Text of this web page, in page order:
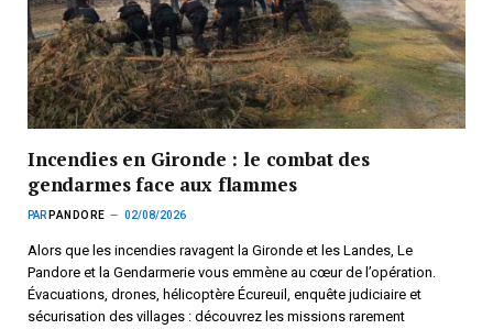
Incendies en Gironde : le combat des
gendarmes face aux flammes
PAR PANDORE 02/08/2026
Alors que les incendies ravagent la Gironde et les Landes, Le
Pandore et la Gendarmerie vous emmène au cœur de l’opération.
Évacuations, drones, hélicoptère Écureuil, enquête judiciaire et
sécurisation des villages : découvrez les missions rarement